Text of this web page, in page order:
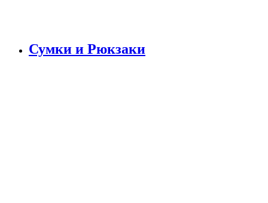
Сумки и Рюкзаки